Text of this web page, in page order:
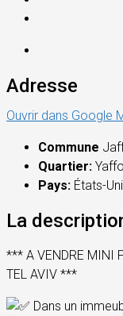
Adresse
Ouvrir dans Google
Commune
Quartier: Yaffo
Pays: États-
La
*** A VENDRE MINI
TEL AVIV ***
Dans un